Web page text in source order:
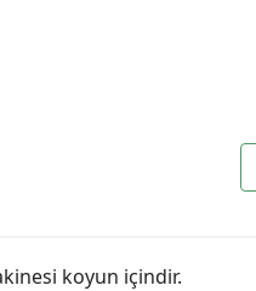
koyun içindir.